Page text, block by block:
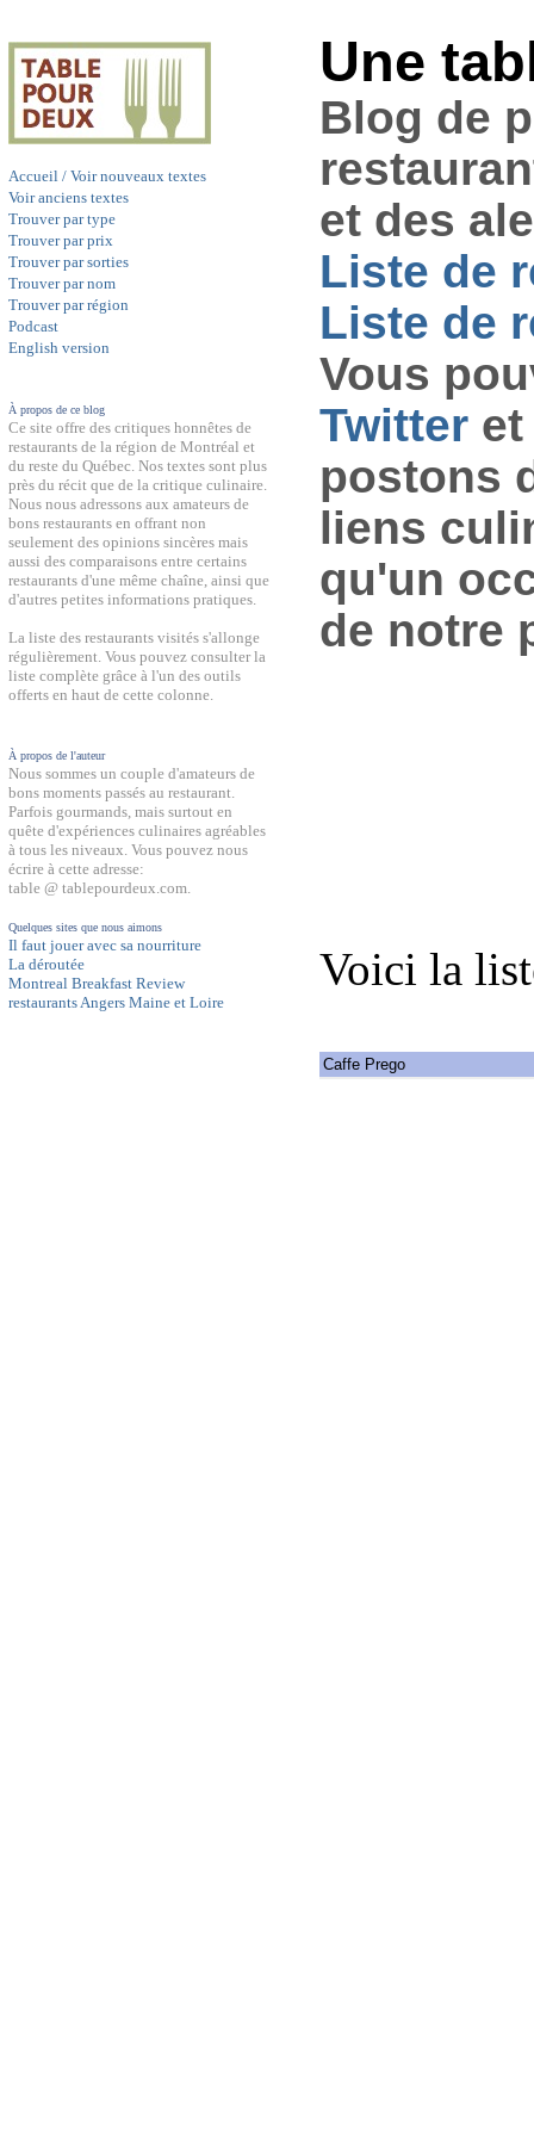
Accueil / Voir nouveaux textes
Voir anciens textes
Trouver par type
Trouver par prix
Trouver par sorties
Trouver par nom
Trouver par région
Podcast
English version
À propos de ce blog
Ce site offre des critiques honnêtes de
restaurants de la région de Montréal et
du reste du Québec. Nos textes sont plus
près du récit que de la critique culinaire.
Nous nous adressons aux amateurs de
bons restaurants en offrant non
seulement des opinions sincères mais
aussi des comparaisons entre certains
restaurants d'une même chaîne, ainsi que
d'autres petites informations pratiques.
La liste des restaurants visités s'allonge
régulièrement. Vous pouvez consulter la
liste complète grâce à l'un des outils
offerts en haut de cette colonne.
À propos de l'auteur
Nous sommes un couple d'amateurs de
bons moments passés au restaurant.
Parfois gourmands, mais surtout en
quête d'expériences culinaires agréables
à tous les niveaux. Vous pouvez nous
écrire à cette adresse:
table @ tablepourdeux.com.
Quelques sites que nous aimons
Il faut jouer avec sa nourriture
La déroutée
Montreal Breakfast Review
restaurants Angers Maine et Loire
Une
Blog de
et des
Liste de
Liste de
Vous
Twitter
postons
liens
qu'un
de notre
Voici la
Caffe Prego